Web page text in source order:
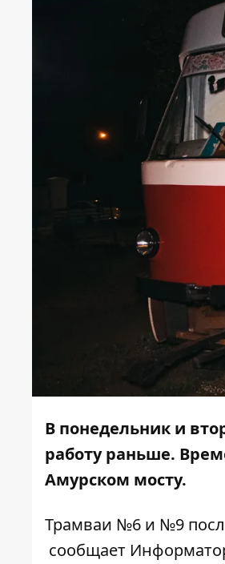
В понедельник и
работу раньше.
Амурском мосту.
Трамваи №6 и №9
сообщает